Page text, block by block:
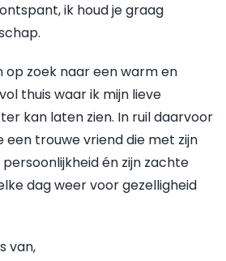
ik houd je graag
op zoek naar een warm en
thuis waar ik mijn lieve
kan laten zien. In ruil daarvoor
een trouwe vriend die met zijn
én zijn zachte
dag weer voor gezelligheid
van,